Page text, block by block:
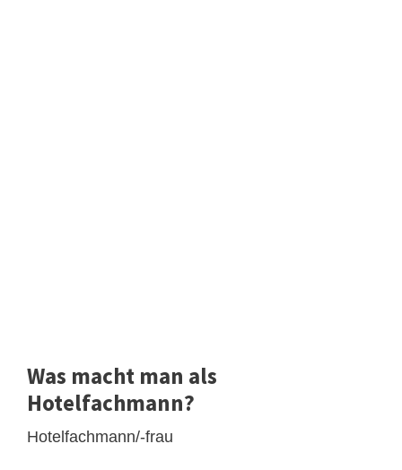
Was macht man als
Hotelfachmann?
Hotelfachmann/-frau